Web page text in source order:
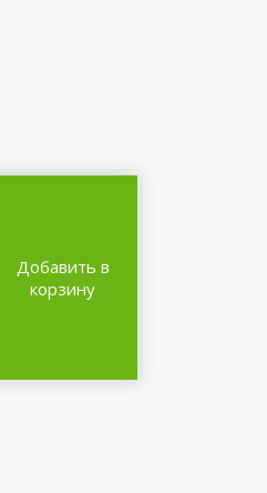
Добавить в
корзину